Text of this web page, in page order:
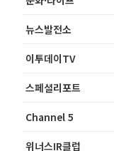
뉴스발전소
이투데이TV
스페셜리포트
Channel 5
위너스IR클럽